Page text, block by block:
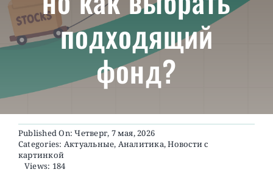
АКТУАЛЬНЫЕподходящий
фонд?
Published On: Четверг, 7 мая, 2026
Categories: Актуальные, Аналитика,Новости с
картинкой
Views: 184